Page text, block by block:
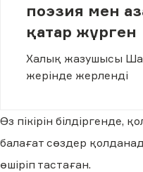
поэзия мен
қатар жүрген
Халық жазушысы
жерінде жерленді
Өз пікірін білдіргенде,
балағат сөздер
өшіріп тастаған.